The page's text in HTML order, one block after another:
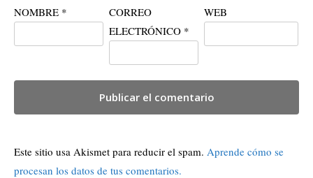
NOMBRE *
CORREO
ELECTRÓNICO *
WEB
Este sitio usa Akismet para reducir el spam. Aprende cómo se
procesan los datos de tus comentarios.